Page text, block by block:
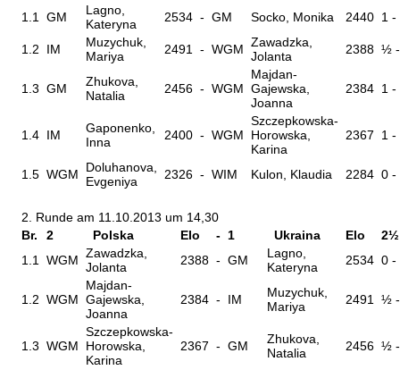
1.1
GM
Lagno,
Kateryna
2534 - GM Socko, Monika 2440 1 -
1.2 IM
Muzychuk,
Mariya
2491 - WGM Zawadzka,
Jolanta
2388 ½
1.3 GM
Zhukova,
Natalia
2456 - WGM
Majdan-
Gajewska,
Joanna
2384 1 -
1.4 IM
Gaponenko,
Inna
2400 - WGM
Szczepkowska-
Horowska,
Karina
2367 1 -
1.5 WGM
Doluhanova,
Evgeniya
2326 - WIM Kulon, Klaudia 2284 0 -
2. Runde am 11.10.2013 um 14,30
Br.
2 Polska Elo - 1 Ukraina Elo
1.1
WGM Zawadzka,
Jolanta
2388 - GM
Lagno,
Kateryna
2534 0 -
1.2 WGM
Majdan-
Gajewska,
Joanna
2384 - IM
Muzychuk,
Mariya
2491 ½
1.3 WGM
Szczepkowska-
Horowska,
Karina
2367 - GM
Zhukova,
Natalia
2456 ½